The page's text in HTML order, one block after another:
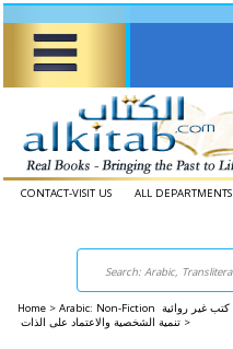
CONTACT-VISIT US ALL DEPARTMENTS
Home >
تنمية الشخصية والاعتماد على الذات >